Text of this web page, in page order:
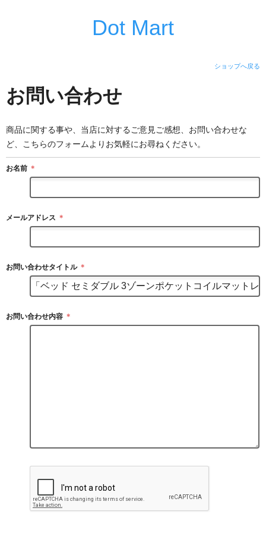
Dot Mart
ショップへ戻る
お問い合わせ
商品に関する事や、当店に対するご意見ご感想、お問い合わせな
ど、こちらのフォームよりお気軽にお尋ねください。
お名前 ＊
メールアドレス ＊
お問い合わせタイトル ＊
お問い合わせ内容 ＊